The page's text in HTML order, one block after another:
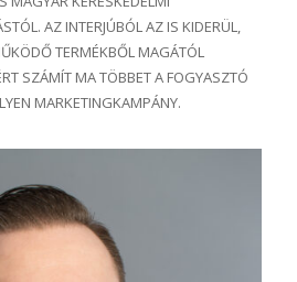
AZ INTERJÚBÓL AZ IS KIDERÜL,
TERMÉKBŐL MAGÁTÓL
SZÁMÍT MA TÖBBET A FOGYASZTÓ
MARKETINGKAMPÁNY.